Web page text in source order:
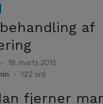
af
Posted
on
18. marts 2015
- 122 ord
fjerner